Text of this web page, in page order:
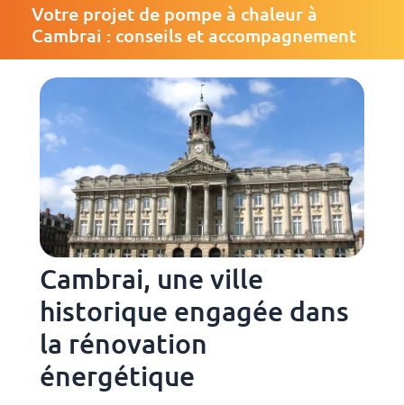
Votre projet de pompe à chaleur à
Cambrai : conseils et accompagnement
Cambrai, une ville
historique engagée dans
la rénovation
énergétique